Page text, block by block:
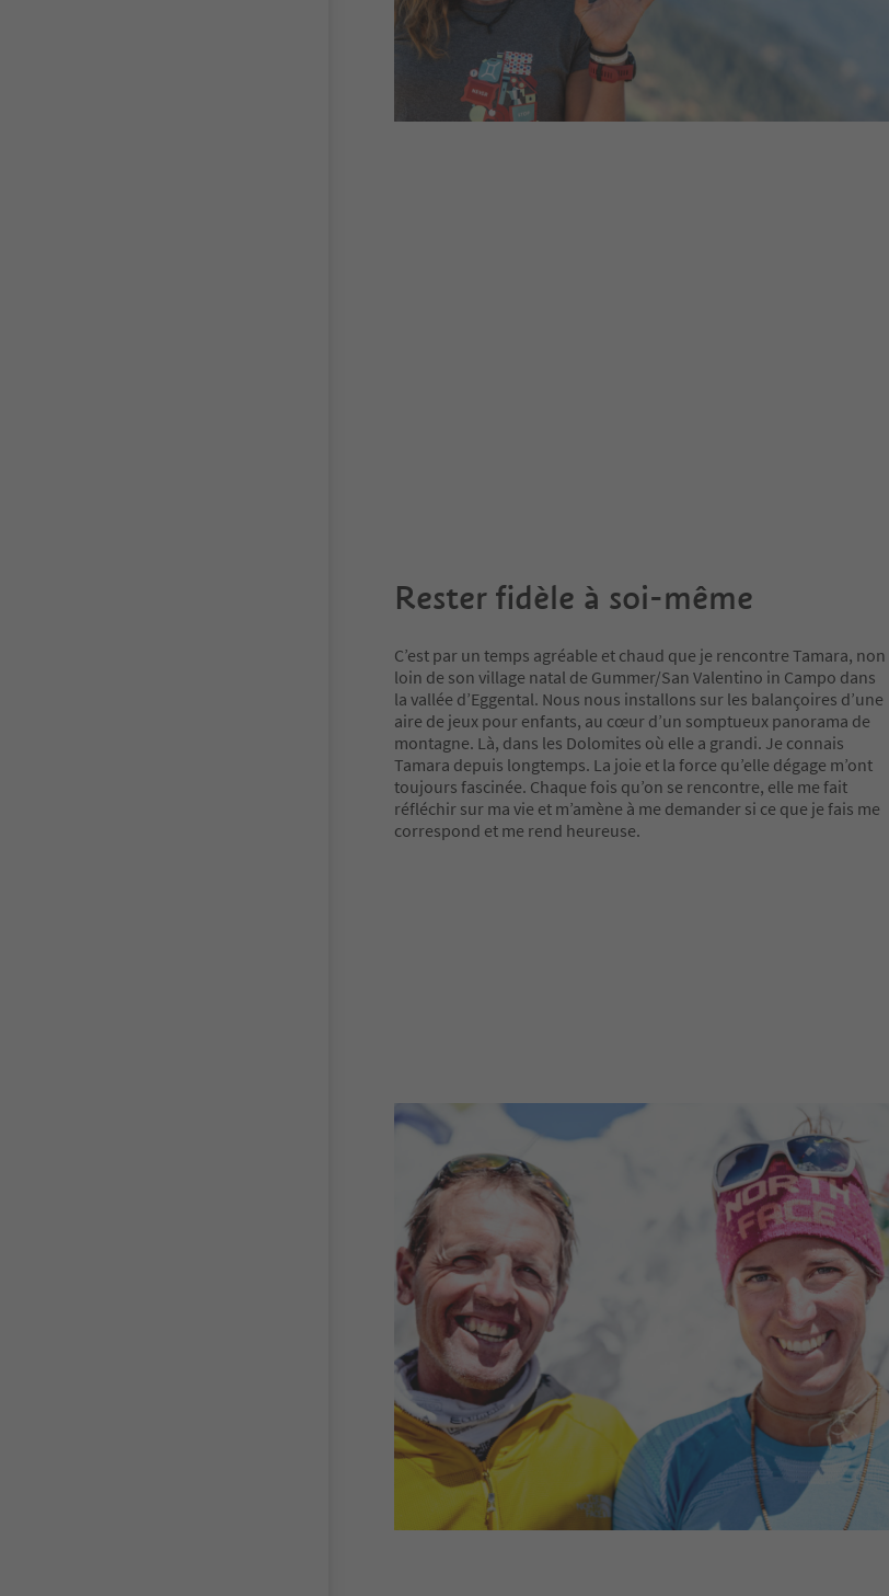
Rester fidèle à soi-même
C’est par un temps agréable et chaud que je rencontre Tamara, non
loin de son village natal de Gummer/San Valentino in Campo dans
la vallée d’Eggental. Nous nous installons sur les balançoires d’une
aire de jeux pour enfants, au cœur d’un somptueux panorama de
montagne. Là, dans les Dolomites où elle a grandi. Je connais
Tamara depuis longtemps. La joie et la force qu’elle dégage m’ont
toujours fascinée. Chaque fois qu’on se rencontre, elle me fait
réfléchir sur ma vie et m’amène à me demander si ce que je fais me
correspond et me rend heureuse.